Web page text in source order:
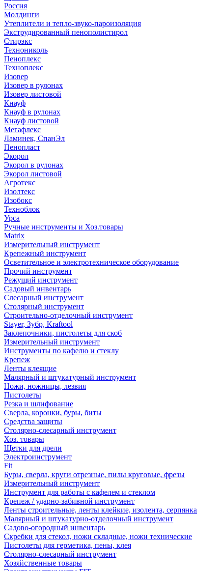
Россия
Молдинги
Утеплители и тепло-звуко-пароизоляция
Экструдированный пенополистирол
Стирэкс
Технониколь
Пеноплекс
Техноплекс
Изовер
Изовер в рулонах
Изовер листовой
Кнауф
Кнауф в рулонах
Кнауф листовой
Мегафлекс
Ламинек, СпанЭл
Пенопласт
Экорол
Экорол в рулонах
Экорол листовой
Агротекс
Изолтекс
Изобокс
Техноблок
Урса
Ручные инструменты и Хоз.товары
Matrix
Измерительный инструмент
Крепежный инструмент
Осветительное и электротехническое оборудование
Прочий инструмент
Режущий инструмент
Садовый инвентарь
Слесарный инструмент
Столярный инструмент
Строительно-отделочный инструмент
Stayer, Зубр, Kraftool
Заклепочники, пистолеты для скоб
Измерительный инструмент
Инструменты по кафелю и стеклу
Крепеж
Ленты клеящие
Малярный и штукатурный инструмент
Ножи, ножницы, лезвия
Пистолеты
Резка и шлифование
Сверла, коронки, буры, биты
Средства защиты
Столярно-слесарный инструмент
Хоз. товары
Щетки для дрели
Электроинструмент
Fit
Буры, сверла, круги отрезные, пилы круговые, фрезы
Измерительный инструмент
Инструмент для работы с кафелем и стеклом
Крепеж / ударно-забивной инструмент
Ленты строительные, ленты клейкие, изолента, серпянка
Малярный и штукатурно-отделочный инструмент
Садово-огородный инвентарь
Скребки для стекол, ножи складные, ножи технические
Пистолеты для герметика, пены, клея
Столярно-слесарный инструмент
Хозяйственные товары